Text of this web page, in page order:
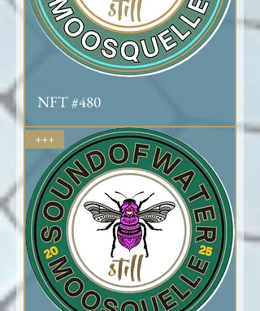
NFT #480
+++